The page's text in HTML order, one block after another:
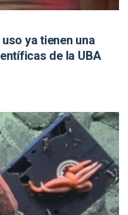
ya tienen una
de la UBA